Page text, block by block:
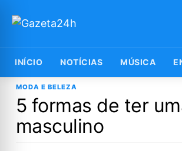
INÍCIO NOTÍCIAS MÚSICA
MODA E BELEZA
5 formas de ter
masculino